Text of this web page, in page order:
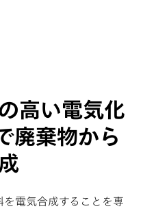
高い電気化
廃棄物から
を電気合成することを専